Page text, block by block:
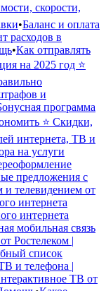
скорости,
•Баланс и оплата
расходов в
•Как отправлять
на 2025 год ⭐
и
программа
⭐ Скидки,
интернета, ТВ и
на услуги
предложения с
телевидением от
интернета
интернета
мобильная связь
Ростелеком |
список
и телефона |
ТВ от